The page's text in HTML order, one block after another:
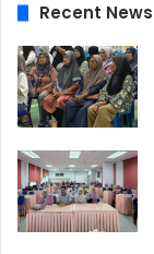
Recent News